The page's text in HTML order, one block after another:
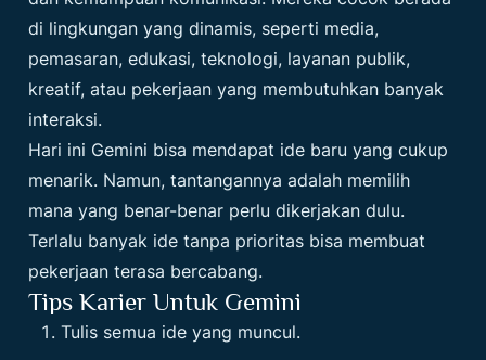
di lingkungan yang dinamis, seperti media,
pemasaran, edukasi, teknologi, layanan publik,
kreatif, atau pekerjaan yang membutuhkan banyak
interaksi.
Hari ini Gemini bisa mendapat ide baru yang cukup
menarik. Namun, tantangannya adalah memilih
mana yang benar-benar perlu dikerjakan dulu.
Terlalu banyak ide tanpa prioritas bisa membuat
pekerjaan terasa bercabang.
Tips Karier Untuk Gemini
Tulis semua ide yang muncul.